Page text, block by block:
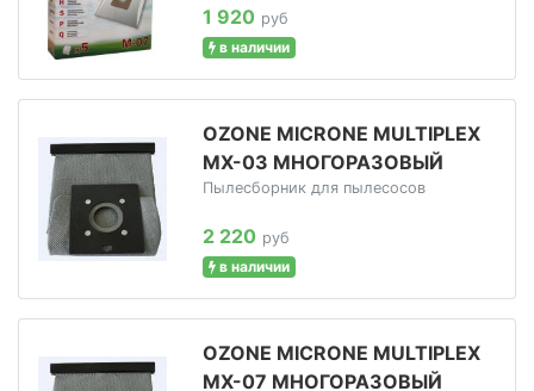
1 920 руб
в наличии
OZONE MICRONE MULTIPLEX
MX-03 МНОГОРАЗОВЫЙ
Пылесборник для пылесосов
2 220 руб
в наличии
OZONE MICRONE MULTIPLEX
MX-07 МНОГОРАЗОВЫЙ